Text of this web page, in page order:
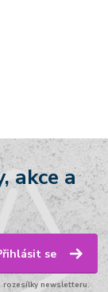
akce a
se
rozesílky newsletteru.